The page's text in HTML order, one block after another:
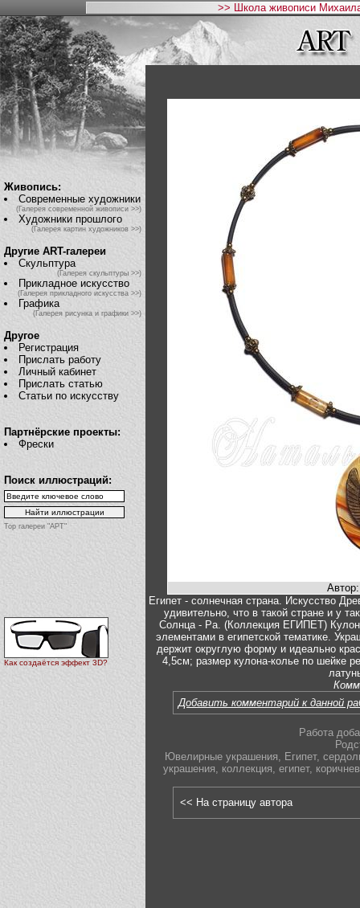
>> Школа живописи
Живопись:
Современные художники
(Галерея современной живописи >>)
Художники прошлого
(Галерея картин художников >>)
Другие ART-галереи
Скульптура
(Галерея скульптуры >>)
Прикладное искусство
(Галерея прикладного искусства >>)
Графика
(Галерея рисунка и графики >>)
Другое
Регистрация
Прислать работу
Личный кабинет
Прислать статью
Статьи по искусству
Партнёрские проекты:
Фрески
Поиск иллюстраций:
Top галереи "АРТ"
Как создаётся эффект 3D?
Египет - солнечная страна. Искусство
удивительно, что в такой стране и у
Солнца - Ра. (Коллекция ЕГИПЕТ)
элементами в египетской тематике.
держит округлую форму и идеально
4,5см; размер кулона-колье по шейке
Добавить комментарий к данной
Работа
Ювелирные украшения, Египет,
украшения, коллекция, египет,
<< На страницу автора